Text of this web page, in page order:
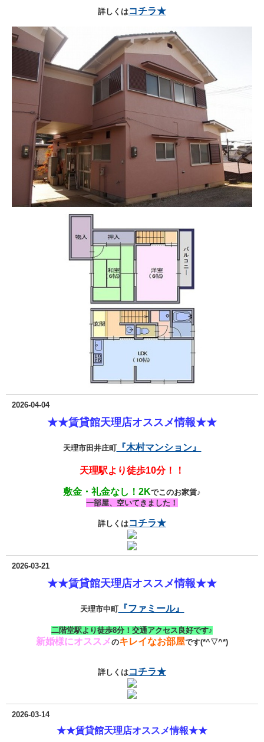
詳しくはコチラ★
2026-04-04
★★賃貸館天理店オススメ情報★★
天理市田井庄町『木村マンション』
天理駅より徒歩10分！！
敷金・礼金なし！2Kでこのお家賃♪
一部屋、空いてきました！
詳しくはコチラ★
2026-03-21
★★賃貸館天理店オススメ情報★★
天理市中町『ファミール』
二階堂駅より徒歩8分！交通アクセス良好です♪
新婚様にオススメのキレイなお部屋です(*^▽^*)
詳しくはコチラ★
2026-03-14
★★賃貸館天理店オススメ情報★★